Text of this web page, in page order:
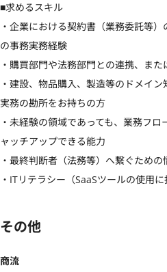
■求めるスキル
・企業における契約書（業務委託等
の事務実務経験
・購買部門や法務部門との連携、ま
・建設、物品購入、製造等のドメイ
実務の勘所をお持ちの方
・未経験の領域であっても、業務フ
ャッチアップできる能力
・最終判断者（法務等）へ繋ぐため
・ITリテラシー（SaaSツールの使用に
その他
商流